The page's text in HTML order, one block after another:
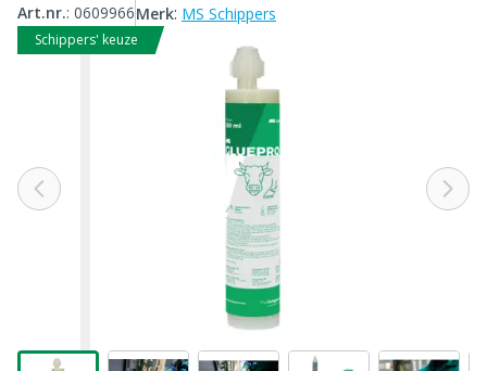
Art.nr.: 0609966Merk: MS Schippers
Schippers' keuze